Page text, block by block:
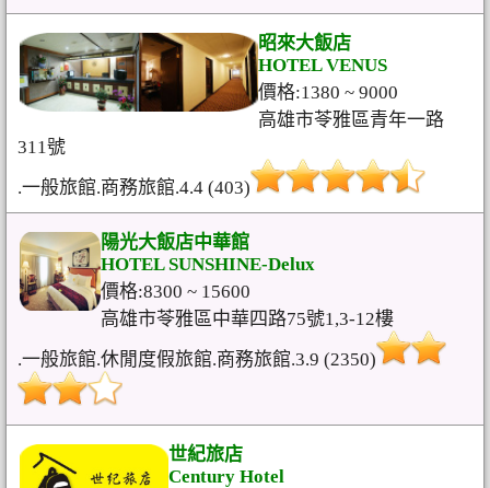
昭來大飯店
HOTEL VENUS
價格:1380 ~ 9000
高雄市苓雅區青年一路
311號
.一般旅館.商務旅館.4.4 (403)
陽光大飯店中華館
HOTEL SUNSHINE-Delux
價格:8300 ~ 15600
高雄市苓雅區中華四路75號1,3-12樓
.一般旅館.休閒度假旅館.商務旅館.3.9 (2350)
世紀旅店
Century Hotel